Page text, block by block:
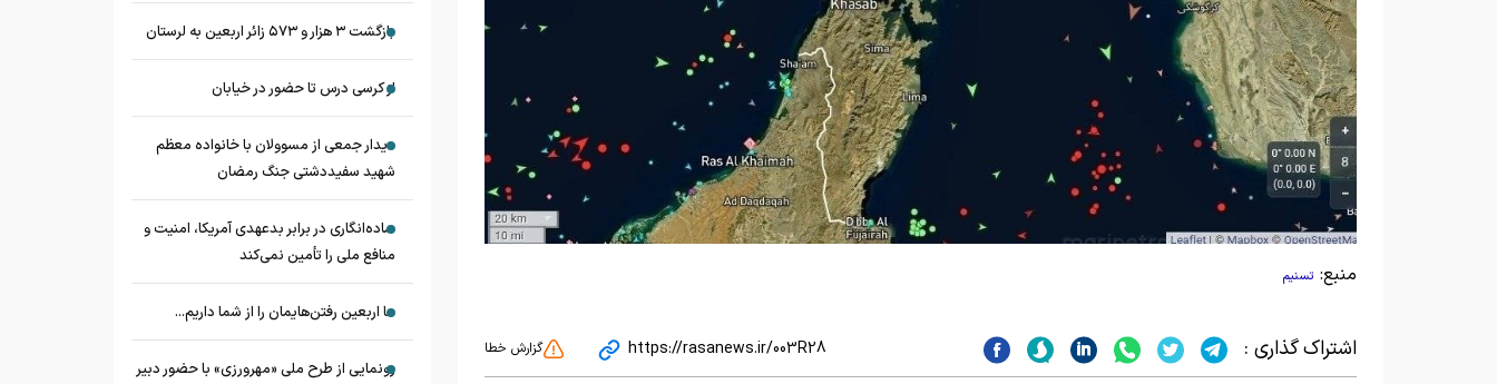
منبع: تسنیم
اشتراک گذاری : https://rasanews.ir/003R28 گزارش خطا
بازگشت ۳ هزار و ۵۷۳ زائر اربعین به لرستان
از کرسی درس تا حضور در خیابان
دیدار جمعی از مسوولان با خانواده معظم
شهید سفیددشتی جنگ رمضان
ساده‌انگاری در برابر بدعهدی آمریکا، امنیت و
منافع ملی را تأمین نمی‌کند
ما اربعین رفتن‌هایمان را از شما داریم...
رونمایی از طرح ملی «مهرورزی» با حضور دبیر